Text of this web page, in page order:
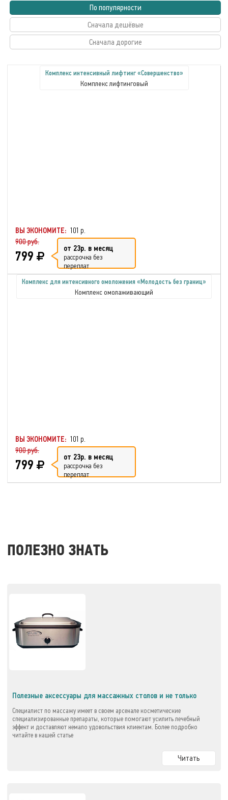
По популярности
Сначала дешёвые
Сначала дорогие
Комплекс интенсивный лифтинг «Совершенство»
Комплекс лифтинговый
ВЫ ЭКОНОМИТЕ: 101 р.
900 руб.
799 от 23р. в месяц
рассрочка без
переплат
Комплекс для интенсивного омоложения «Молодость без границ»
Комплекс омолаживающий
ВЫ ЭКОНОМИТЕ: 101 р.
900 руб.
799 от 23р. в месяц
рассрочка без
переплат
ПОЛЕЗНО ЗНАТЬ
Полезные аксессуары для массажных столов и не только
Специалист по массажу имеет в своем арсенале косметические
специализированные препараты, которые помогают усилить лечебный
эффект и доставляют немало удовольствия клиентам. Более подробно
читайте в нашей статье
Читать